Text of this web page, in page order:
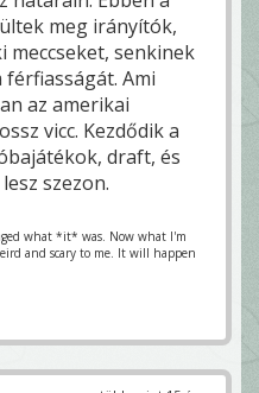
meg irányítók,
meccseket, senkinek
Ami
az amerikai
vicc. Kezdődik a
draft, és
szezon.
what *it* was. Now what I'm
and scary to me. It will happen